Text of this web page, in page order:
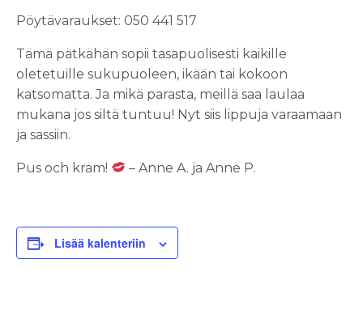
Pöytävaraukset: 050 441 517
Tämä pätkähän sopii tasapuolisesti kaikille
oletetuille sukupuoleen, ikään tai kokoon
katsomatta. Ja mikä parasta, meillä saa laulaa
mukana jos siltä tuntuu! Nyt siis lippuja varaamaan
ja sassiin.
Pus och kram! – Anne A. ja Anne P.
Lisää kalenteriin